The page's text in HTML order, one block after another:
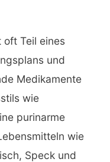
oft Teil eines
und
Medikamente
wie
purinarme
wie
Speck und